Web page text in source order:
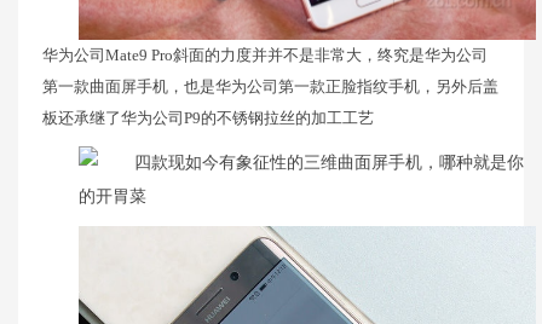
华为公司Mate9 Pro斜面的力度并并不是非常大，终究是华为公司
第一款曲面屏手机，也是华为公司第一款正脸指纹手机，另外后盖
板还承继了华为公司P9的不锈钢拉丝的加工工艺